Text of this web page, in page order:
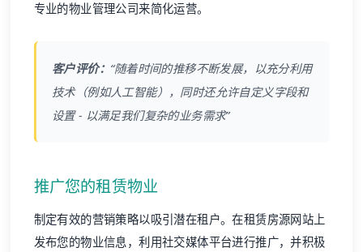
专业的物业管理公司来简化运营。
客户评价： “随着时间的推移不断发展，以充分利用
技术（例如人工智能），同时还允许自定义字段和
设置 - 以满足我们复杂的业务需求”
推广您的租赁物业
制定有效的营销策略以吸引潜在租户。在租赁房源网站上
发布您的物业信息，利用社交媒体平台进行推广，并积极